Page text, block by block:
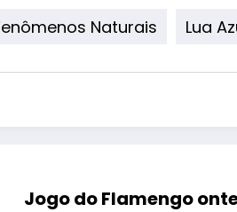
Naturais Lua
Jogo do Flamengo